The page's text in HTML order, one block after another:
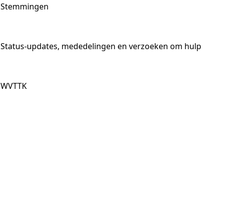
Stemmingen
Status-updates, mededelingen en verzoeken om hulp
WVTTK